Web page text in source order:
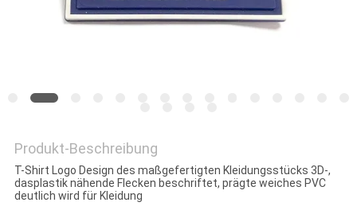
Produkt-Beschreibung
T-Shirt Logo Design des maßgefertigten Kleidungsstücks 3D-,
dasplastik nähende Flecken beschriftet, prägte weiches PVC
deutlich wird für Kleidung